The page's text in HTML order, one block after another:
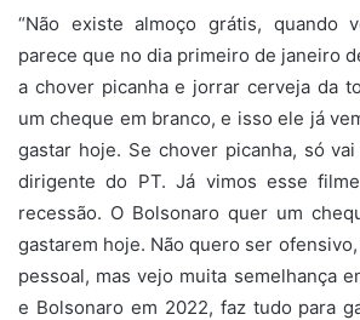
“Não existe almoço grátis, quando
parece que no dia primeiro de janeiro
a chover picanha e jorrar cerveja da
um cheque em branco, e isso ele já
gastar hoje. Se chover picanha, só
dirigente do PT. Já vimos esse
recessão. O Bolsonaro quer um
gastarem hoje. Não quero ser
pessoal, mas vejo muita semelhança
e Bolsonaro em 2022, faz tudo para